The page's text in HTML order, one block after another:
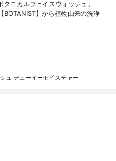
タニカルフェイスウォッシュ」
】から植物由来の洗浄
ュ デューイーモイスチャー